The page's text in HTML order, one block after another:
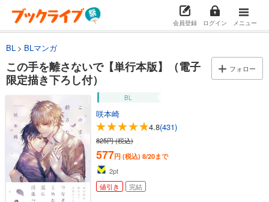
会員登録 ログイン メニュー
BL BLマンガ
この手を離さないで【単行本版】（電子
限定描き下ろし付）
フォロー
BL
咲本崎
4.8(431)
825円 (税込)
577円 (税込) 8/20まで
2pt
値引き
完結